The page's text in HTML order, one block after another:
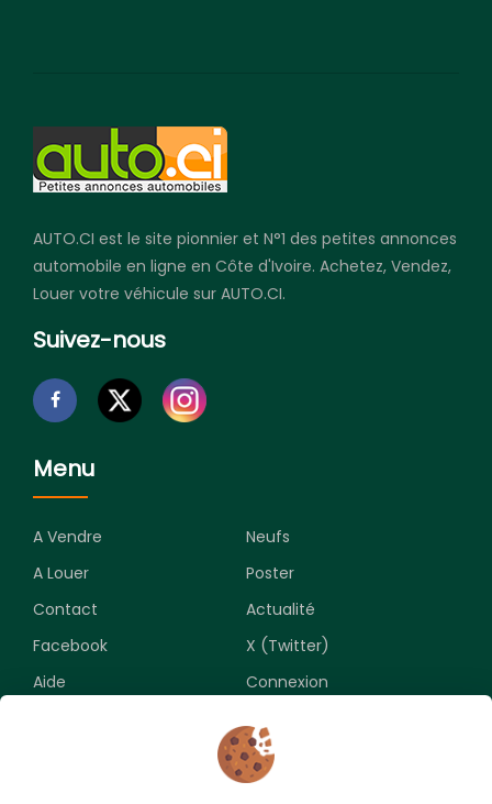
AUTO.CI est le site pionnier et N°1 des petites annonces
automobile en ligne en Côte d'Ivoire. Achetez, Vendez,
Louer votre véhicule sur AUTO.CI.
Suivez-nous
Menu
A Vendre
Neufs
A Louer
Poster
Contact
Actualité
Facebook
X (Twitter)
Aide
Connexion